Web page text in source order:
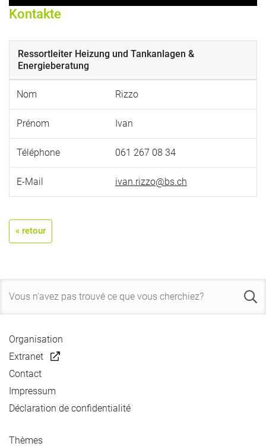
Kontakte
Ressortleiter Heizung und Tankanlagen &
Energieberatung
Nom Rizzo
Prénom Ivan
Téléphone 061 267 08 34
E-Mail ivan.rizzo@bs.ch
« retour
Organisation
Extranet
Contact
Impressum
Déclaration de confidentialité
Thèmes